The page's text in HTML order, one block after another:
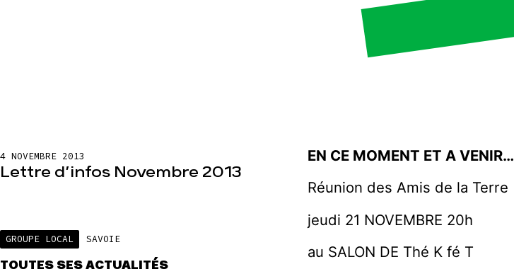
4 NOVEMBRE 2013
Lettre d’infos Novembre 2013
GROUPE LOCAL SAVOIE
TOUTES SES ACTUALITÉS
EN CE MOMENT ET A VENIR…
Réunion des Amis de la Terre
jeudi 21 NOVEMBRE 20h
au SALON DE Thé K fé T